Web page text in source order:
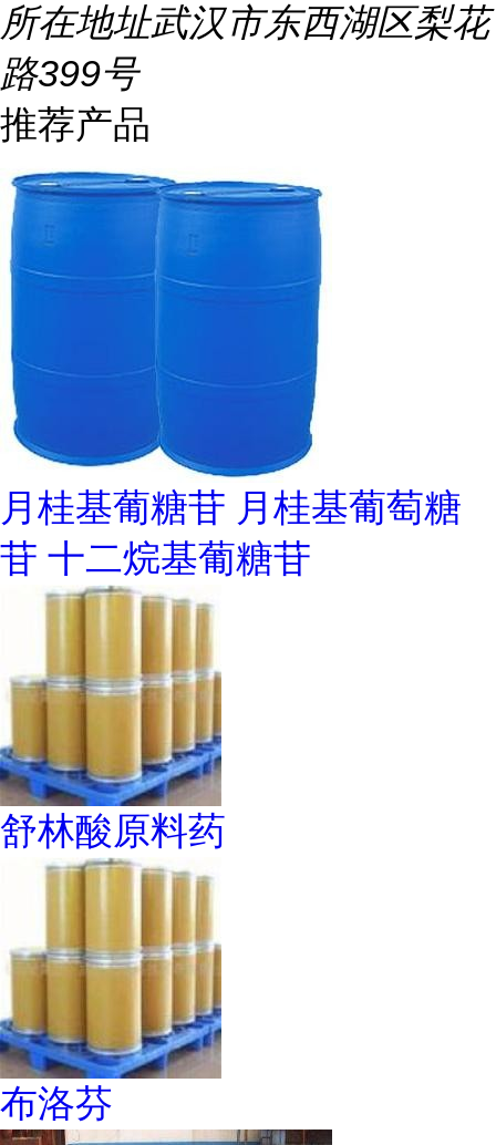
所在地址武汉市东西湖区梨花
路399号
推荐产品
月桂基葡糖苷 月桂基葡萄糖
苷 十二烷基葡糖苷
舒林酸原料药
布洛芬